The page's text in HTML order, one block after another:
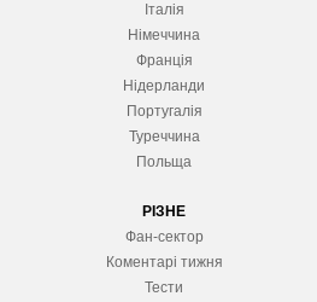
Італія
Німеччина
Франція
Нідерланди
Португалія
Туреччина
Польща
РІЗНЕ
Фан-сектор
Коментарі тижня
Тести